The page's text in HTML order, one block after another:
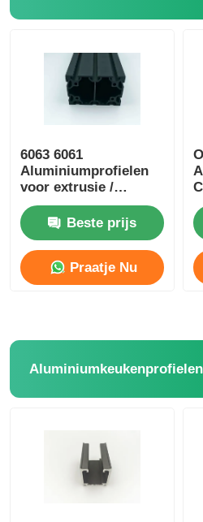
6063 6061
Aluminiumprofielen
voor extrusie /
Aluminiumprofielen
voor extrusieBeste prijs
Praatje Nu
Aluminiumkeukenprofielen